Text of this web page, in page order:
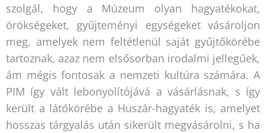
szolgál, hogy a Múzeum olyan hagyatékokat,
örökségeket, gyűjteményi egységeket vásároljon
meg, amelyek nem feltétlenül saját gyűjtőkörébe
tartoznak, azaz nem elsősorban irodalmi jellegűek,
ám mégis fontosak a nemzeti kultúra számára. A
PIM így vált lebonyolítójává a vásárlásnak, s így
került a látókörébe a Huszár-hagyaték is, amelyet
hosszas tárgyalás után sikerült megvásárolni, s ha